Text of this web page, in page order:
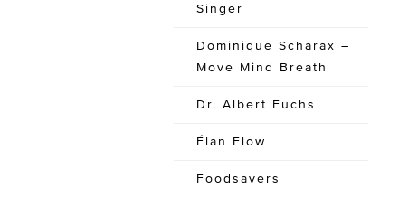
Singer
Dominique Scharax –
Move Mind Breath
Dr. Albert Fuchs
Élan Flow
Foodsavers